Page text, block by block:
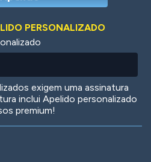
PERSONALIZADO
exigem uma assinatura
inclui Apelido personalizado
premium!